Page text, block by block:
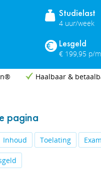
Studielast
4 uur/week
Lesgeld
€ 199,95 p/m
Haalbaar &
pagina
Inhoud Toelating